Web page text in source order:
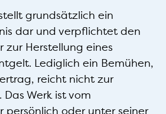
grundsätzlich ein
dar und verpflichtet den
zur Herstellung eines
Lediglich ein Bemühen,
reicht nicht zur
Werk ist vom
persönlich oder unter seiner